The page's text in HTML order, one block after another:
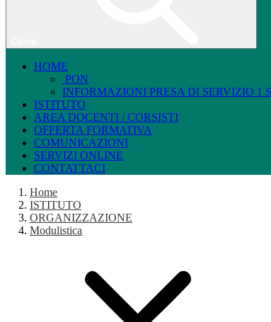
HOME
PON
INFORMAZIONI PRESA DI SERVIZIO 1
ISTITUTO
AREA DOCENTI / CORSISTI
OFFERTA FORMATIVA
COMUNICAZIONI
SERVIZI ONLINE
CONTATTACI
Home
ISTITUTO
ORGANIZZAZIONE
Modulistica